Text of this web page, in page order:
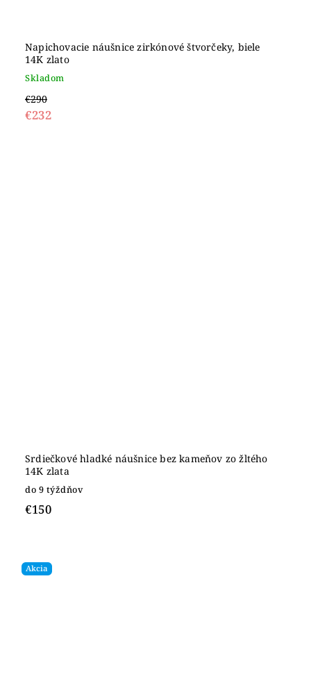
Napichovacie náušnice zirkónové štvorčeky, biele
14K zlato
Skladom
€290
€232
Srdiečkové hladké náušnice bez kameňov zo žltého
14K zlata
do 9 týždňov
€150
Akcia